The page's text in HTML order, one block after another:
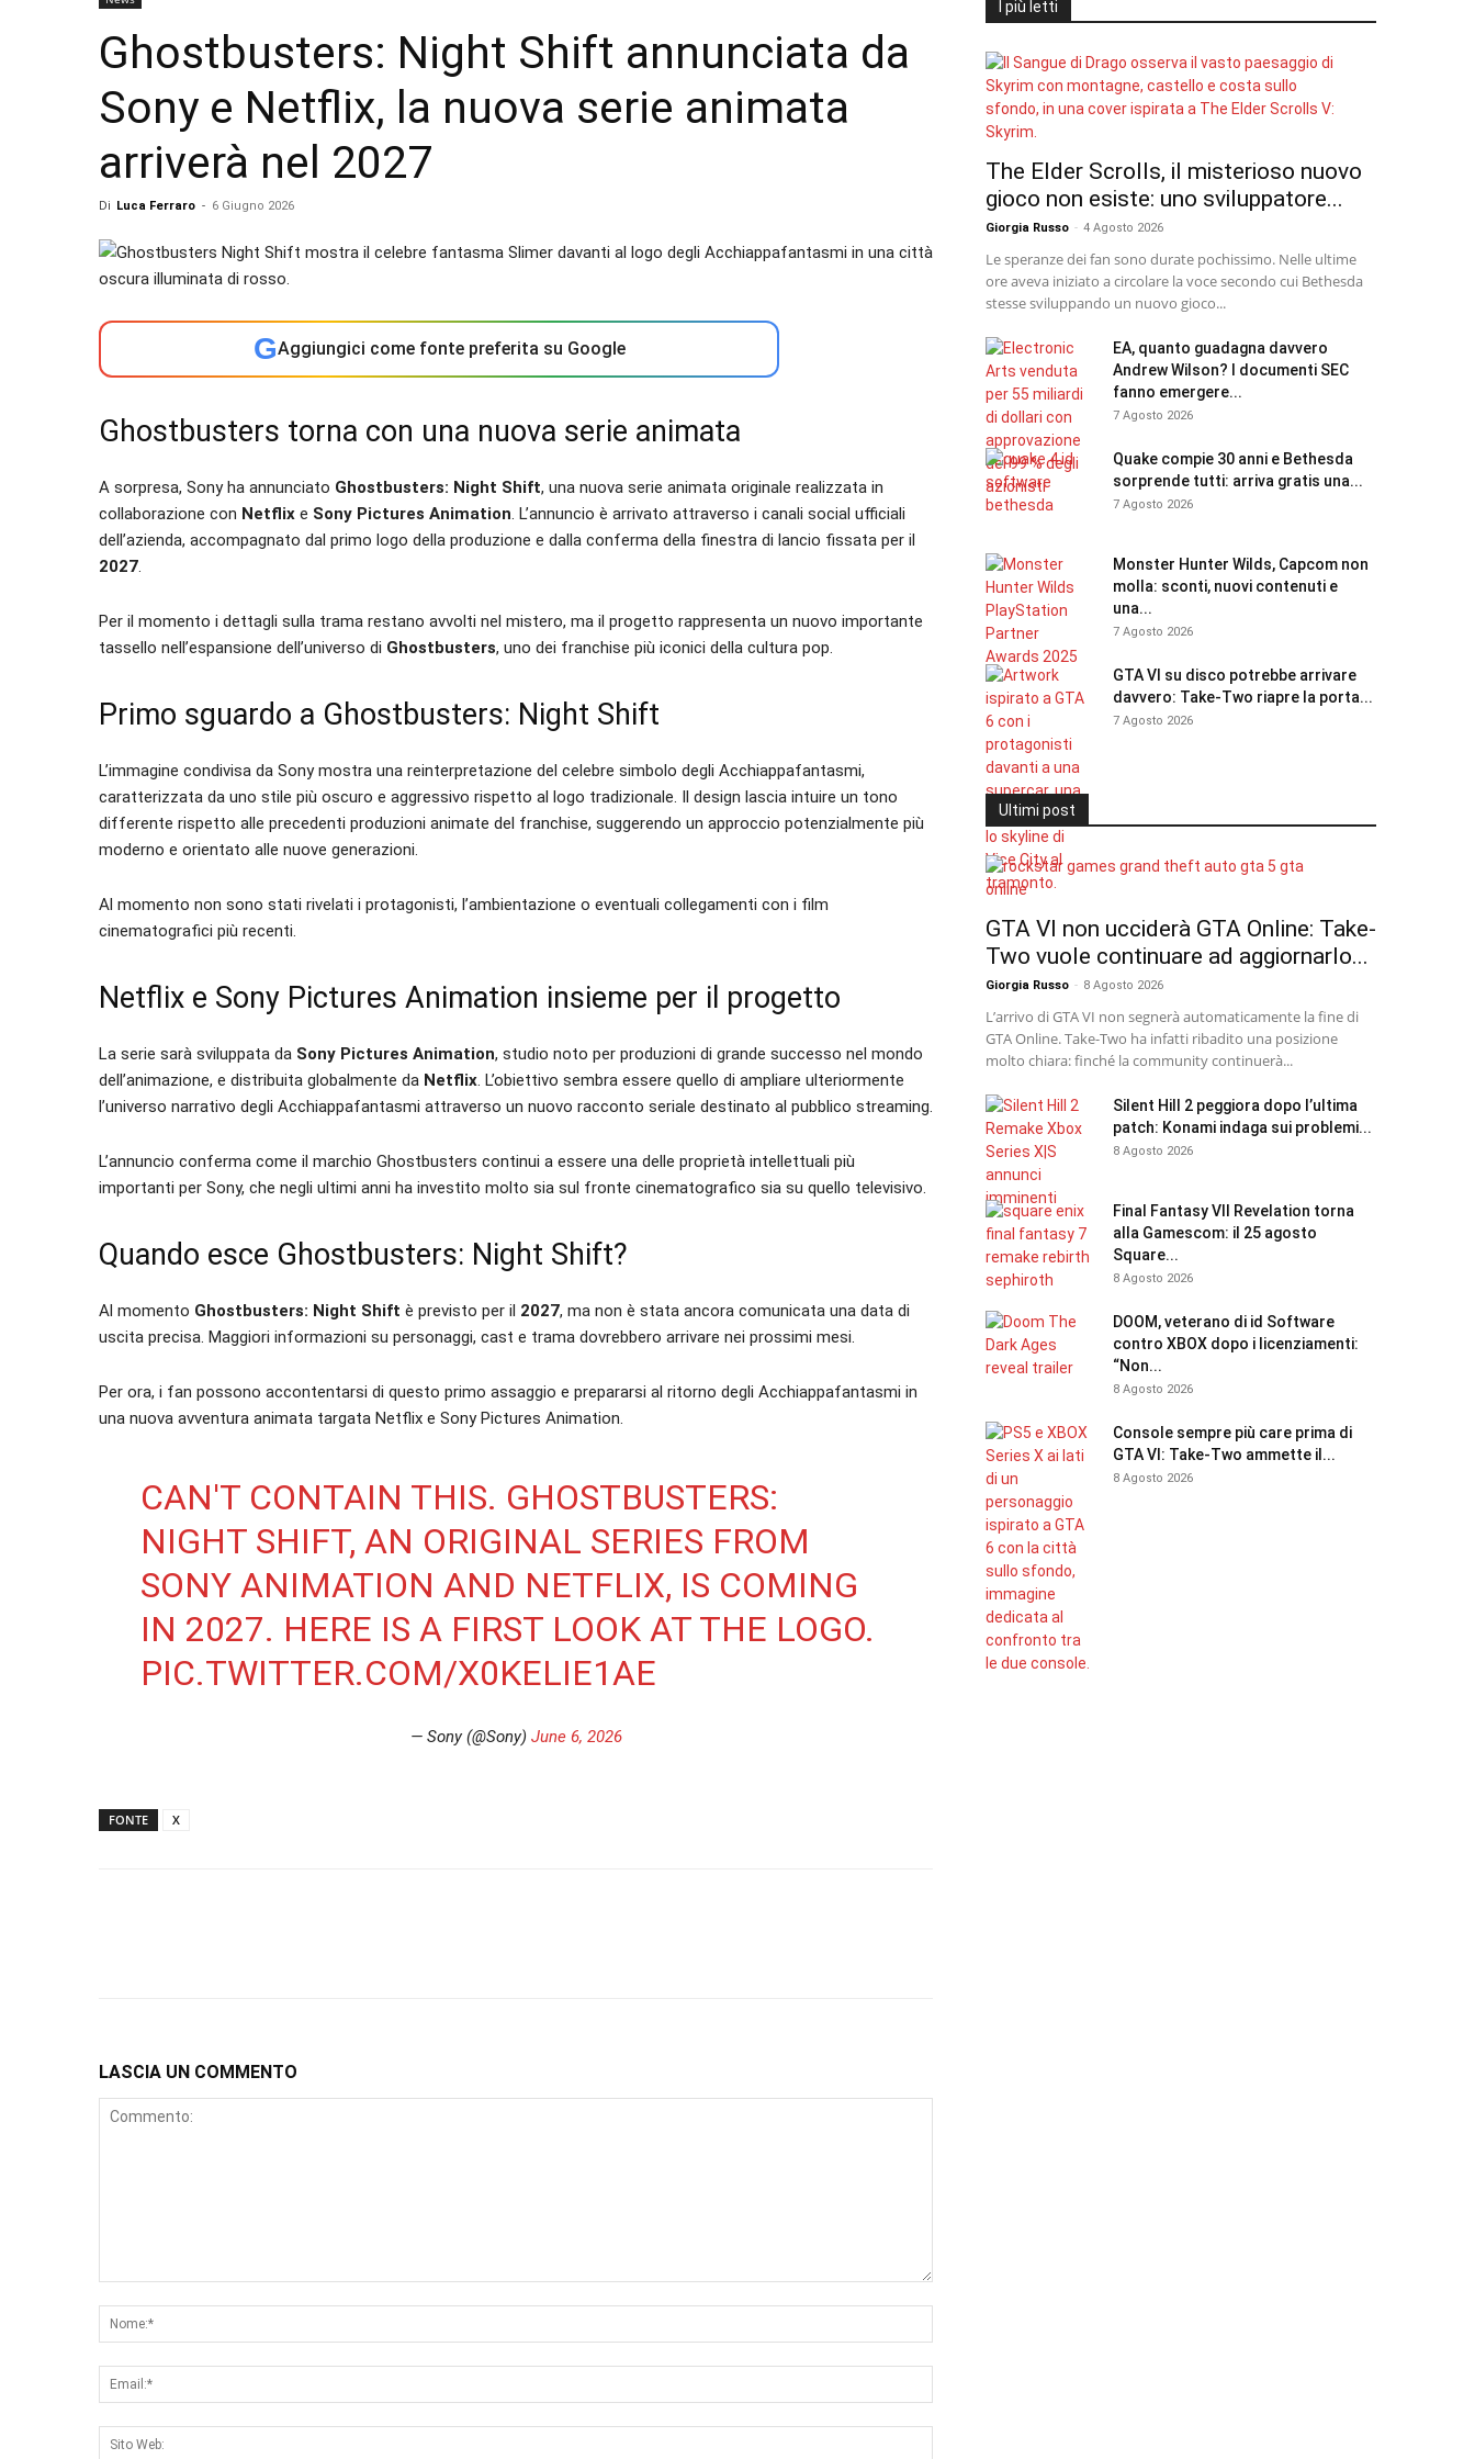
Ghostbusters: Night Shift annunciata da
Sony e Netflix, la nuova serie animata
arriverà nel 2027
Di Luca Ferraro - 6 Giugno 2026
GAggiungici come fonte preferita su Google
Ghostbusters torna con una nuova serie animata
A sorpresa, Sony ha annunciato Ghostbusters: Night Shift, una nuova serie animata originale realizzata in
collaborazione con Netflix e Sony Pictures Animation. L’annuncio è arrivato attraverso i canali social ufficiali
dell’azienda, accompagnato dal primo logo della produzione e dalla conferma della finestra di lancio fissata per il
2027.
Per il momento i dettagli sulla trama restano avvolti nel mistero, ma il progetto rappresenta un nuovo importante
tassello nell’espansione dell’universo di Ghostbusters, uno dei franchise più iconici della cultura pop.
Primo sguardo a Ghostbusters: Night Shift
L’immagine condivisa da Sony mostra una reinterpretazione del celebre simbolo degli Acchiappafantasmi,
caratterizzata da uno stile più oscuro e aggressivo rispetto al logo tradizionale. Il design lascia intuire un tono
differente rispetto alle precedenti produzioni animate del franchise, suggerendo un approccio potenzialmente più
moderno e orientato alle nuove generazioni.
Al momento non sono stati rivelati i protagonisti, l’ambientazione o eventuali collegamenti con i film
cinematografici più recenti.
Netflix e Sony Pictures Animation insieme per il progetto
La serie sarà sviluppata da Sony Pictures Animation, studio noto per produzioni di grande successo nel mondo
dell’animazione, e distribuita globalmente da Netflix. L’obiettivo sembra essere quello di ampliare ulteriormente
l’universo narrativo degli Acchiappafantasmi attraverso un nuovo racconto seriale destinato al pubblico streaming.
L’annuncio conferma come il marchio Ghostbusters continui a essere una delle proprietà intellettuali più
importanti per Sony, che negli ultimi anni ha investito molto sia sul fronte cinematografico sia su quello televisivo.
Quando esce Ghostbusters: Night Shift?
Al momento Ghostbusters: Night Shift è previsto per il 2027, ma non è stata ancora comunicata una data di
uscita precisa. Maggiori informazioni su personaggi, cast e trama dovrebbero arrivare nei prossimi mesi.
Per ora, i fan possono accontentarsi di questo primo assaggio e prepararsi al ritorno degli Acchiappafantasmi in
una nuova avventura animata targata Netflix e Sony Pictures Animation.
CAN'T CONTAIN THIS. GHOSTBUSTERS:
NIGHT SHIFT, AN ORIGINAL SERIES FROM
SONY ANIMATION AND NETFLIX, IS COMING
IN 2027. HERE IS A FIRST LOOK AT THE LOGO.
PIC.TWITTER.COM/X0KELIE1AE
— Sony (@Sony) June 6, 2026
FONTE X
LASCIA UN COMMENTO
I più letti
The Elder Scrolls, il misterioso nuovo
gioco non esiste: uno sviluppatore...
Giorgia Russo - 4 Agosto 2026
Le speranze dei fan sono durate pochissimo. Nelle ultime
ore aveva iniziato a circolare la voce secondo cui Bethesda
stesse sviluppando un nuovo gioco...
EA, quanto guadagna davvero
Andrew Wilson? I documenti SEC
fanno emergere...
7 Agosto 2026
Quake compie 30 anni e Bethesda
sorprende tutti: arriva gratis una...
7 Agosto 2026
Monster Hunter Wilds, Capcom non
molla: sconti, nuovi contenuti e
una...
7 Agosto 2026
GTA VI su disco potrebbe arrivare
davvero: Take-Two riapre la porta...
7 Agosto 2026
Ultimi post
GTA VI non ucciderà GTA Online: Take-
Two vuole continuare ad aggiornarlo...
Giorgia Russo - 8 Agosto 2026
L’arrivo di GTA VI non segnerà automaticamente la fine di
GTA Online. Take-Two ha infatti ribadito una posizione
molto chiara: finché la community continuerà...
Silent Hill 2 peggiora dopo l’ultima
patch: Konami indaga sui problemi...
8 Agosto 2026
Final Fantasy VII Revelation torna
alla Gamescom: il 25 agosto
Square...
8 Agosto 2026
DOOM, veterano di id Software
contro XBOX dopo i licenziamenti:
“Non...
8 Agosto 2026
Console sempre più care prima di
GTA VI: Take-Two ammette il...
8 Agosto 2026